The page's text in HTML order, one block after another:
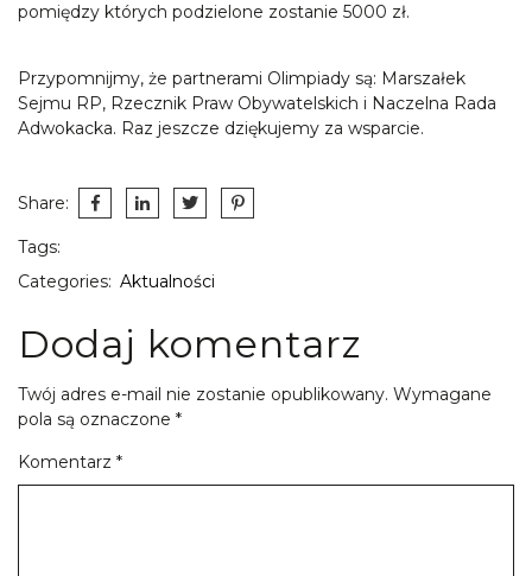
pomiędzy których podzielone zostanie 5000 zł.
Przypomnijmy, że partnerami Olimpiady są: Marszałek
Sejmu RP, Rzecznik Praw Obywatelskich i Naczelna Rada
Adwokacka. Raz jeszcze dziękujemy za wsparcie.
Share:
Tags:
Categories: Aktualności
Dodaj komentarz
Twój adres e-mail nie zostanie opublikowany. Wymagane
pola są oznaczone *
Komentarz *